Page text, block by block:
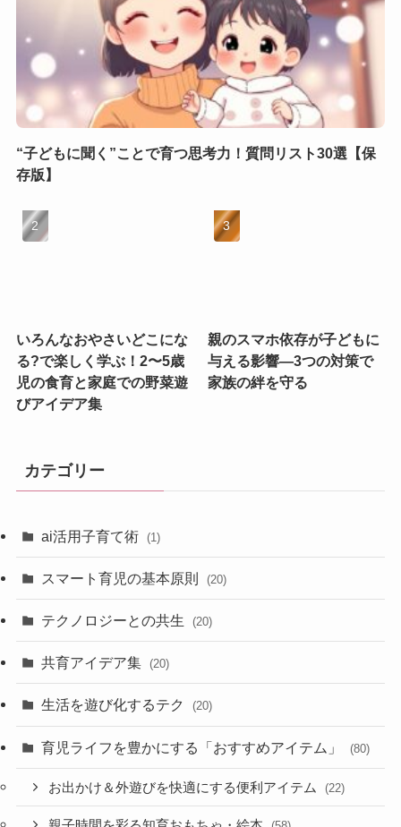
“子どもに聞く”ことで育つ思考力！質問リスト30選【保
存版】
いろんなおやさいどこにな
る?で楽しく学ぶ！2〜5歳
児の食育と家庭での野菜遊
びアイデア集
親のスマホ依存が子どもに
与える影響—3つの対策で
家族の絆を守る
カテゴリー
ai活用子育て術 (1)
スマート育児の基本原則 (20)
テクノロジーとの共生 (20)
共育アイデア集 (20)
生活を遊び化するテク (20)
育児ライフを豊かにする「おすすめアイテム」 (80)
お出かけ＆外遊びを快適にする便利アイテム (22)